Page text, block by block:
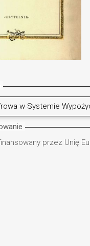
w Systemie
przez Unię